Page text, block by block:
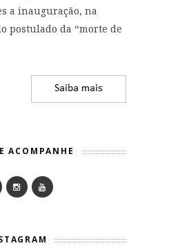
a inauguração, na
postulado da “morte de
ACOMPANHE